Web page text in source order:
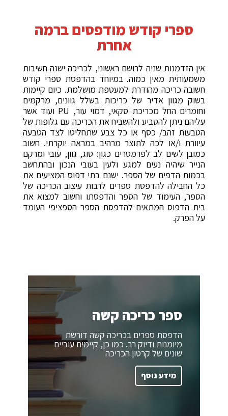
ספרי קודש מודפסים ברמה
אחרת
אין הזדמנות שניה לרושם ראשוני, לכריכה ישנה חשיבות
משמעותית מאין כמוה. במיוחד בהדפסת ספרי קודש
חשובה כריכה מהודרת למעטפת מושלמת. כיום קיימות
בשוק מגוון אדיר של כריכות בשלל גוונים, מרקמים
וחומרים החל מכריכת סקאי, דמוי עור, PU ועוד אשר
עליהם ניתן להטביע ולהשביח את הכריכה עם גלופות של
הטבעות זהב/ כסף או כל צבע שתחליטו לצד הטבעה
עיוורת ו/או לכה לתוצר מרהיב במראה יוקרתי. חשוב
כמובן לשים לב לפרמטרים כגון: סוג, גוון, עובי ומרקם
הנייר שיהיה נעים למגע ולעין בעובי הנכון ובהתחשב
בכמות הדפים של הספר. ישנם בתי דפוס המציעים את
כל החבילה להדפסת ספרים לרבות עיצוב הכריכה של
הספר, העימוד של הספר והדפסתו וחשוב למצוא את
בית הדפוס המתאים להדפסת הספר הספציפי העומד
על הפרק.
ספר כריכה קשה
הדפסת ספרים בכריכה קשה דורשת
מיומנות ודיוק רב. כמו כן, קיימים עוביים
שונים של קרטון הכריכה
מידע נוסף